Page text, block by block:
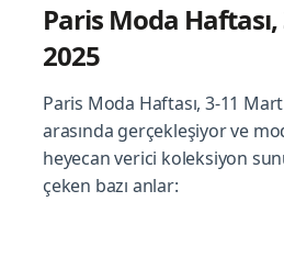
Paris Moda
2025
Paris Moda Haftası, 3-11
arasında gerçekleşiyor ve
heyecan verici koleksiyon
çeken bazı anlar: